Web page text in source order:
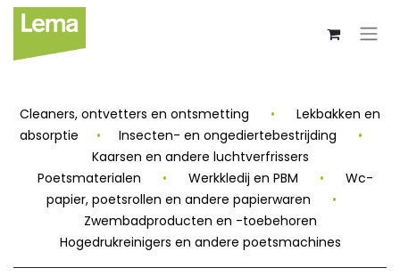
Cleaners, ontvetters en ontsmetting •
Lekbakken en
absorptie
• Insecten- en ongediertebestrijding
•
Kaarsen en andere luchtverfrissers
Poetsmaterialen
• Werkkledij en PBM •
Wc-
papier, poetsrollen en andere papierwaren
•
Zwembadproducten en -toebehoren
Hogedrukreinigers en andere poetsmachines